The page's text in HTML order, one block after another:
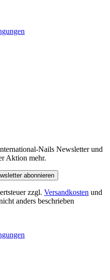
Nails Newsletter und
Aktion mehr.
abonnieren
zzgl. Versandkosten und
anders beschrieben